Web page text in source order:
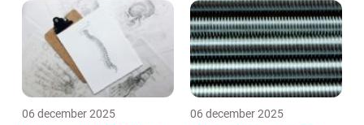
06 december 2025 06 december 2025